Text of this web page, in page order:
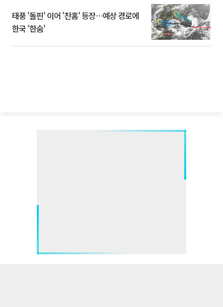
태풍 '돌핀' 이어 '찬홈' 등장…예상 경로에
한국 '한숨'